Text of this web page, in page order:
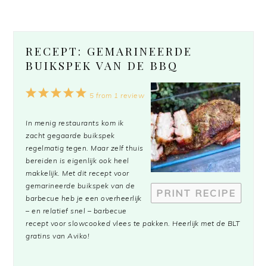
RECEPT: GEMARINEERDE
BUIKSPEK VAN DE BBQ
PRINT RECIPE
5
4
3
2
1
5 from 1 review
In menig restaurants kom ik
zacht gegaarde buikspek
regelmatig tegen. Maar zelf thuis
bereiden is eigenlijk ook heel
makkelijk. Met dit recept voor
gemarineerde buikspek van de
barbecue heb je een overheerlijk
– en relatief snel – barbecue
recept voor slowcooked vlees te pakken. Heerlijk met de BLT
gratins van Aviko!